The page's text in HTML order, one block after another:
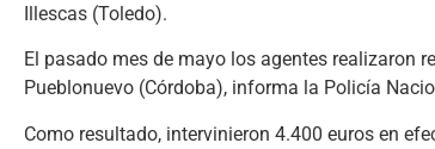
Illescas (Toledo).
El pasado mes de mayo los agentes realizaron
Pueblonuevo (Córdoba), informa la Policía
Como resultado, intervinieron 4.400 euros en